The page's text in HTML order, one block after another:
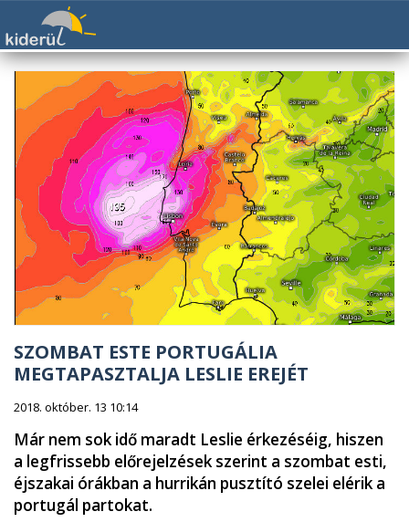
SZOMBAT ESTE PORTUGÁLIA
MEGTAPASZTALJA LESLIE EREJÉT
2018. október. 13 10:14
Már nem sok idő maradt Leslie érkezéséig, hiszen
a legfrissebb előrejelzések szerint a szombat esti,
éjszakai órákban a hurrikán pusztító szelei elérik a
portugál partokat.